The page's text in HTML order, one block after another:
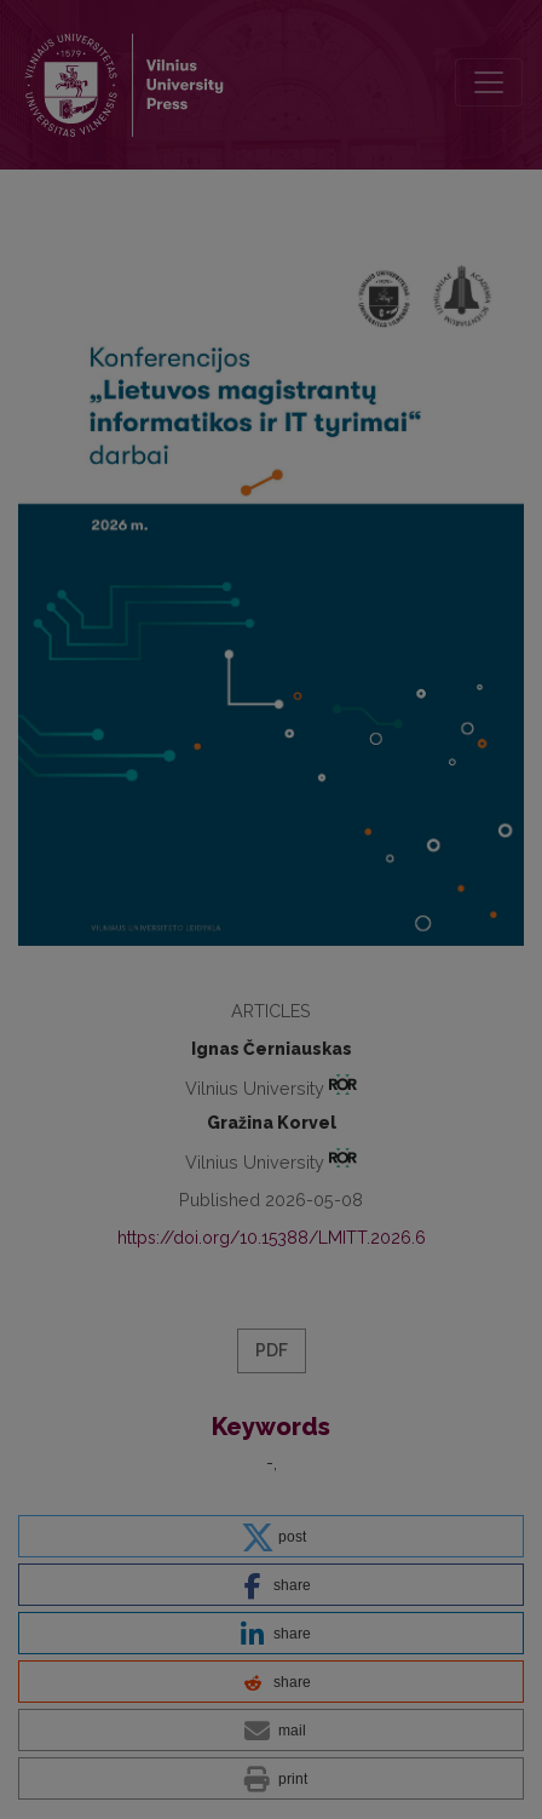
ARTICLES
Ignas Černiauskas
Vilnius University
Gražina Korvel
Vilnius University
Published 2026-05-08
https://doi.org/10.15388/LMITT.2026.6
PDF
Keywords
-
post
share
share
share
mail
print